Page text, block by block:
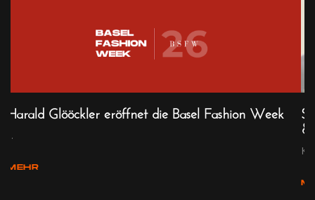
Harald Glööckler eröffnet die Basel Fashion Week
...
MEHR
&